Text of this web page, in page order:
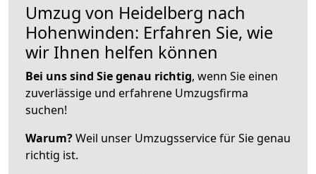
Umzug von Heidelberg nach
Hohenwinden: Erfahren Sie, wie
wir Ihnen helfen können
Bei uns sind Sie genau richtig, wenn Sie einen
zuverlässige und erfahrene Umzugsfirma
suchen!
Warum?Weil unser Umzugsservice für Sie genau
richtig ist.